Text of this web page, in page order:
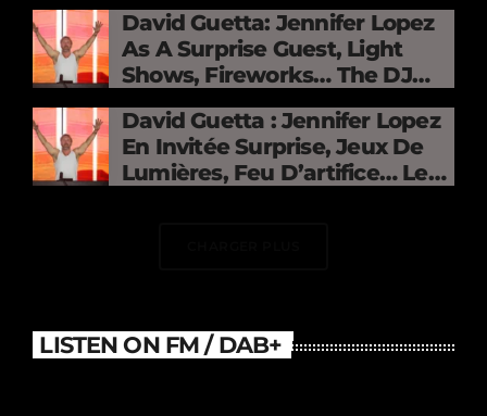
David Guetta: Jennifer Lopez
As A Surprise Guest, Light
Shows, Fireworks… The DJ
Electrifies The Stade De
France
David Guetta : Jennifer Lopez
En Invitée Surprise, Jeux De
Lumières, Feu D’artifice… Le
LISTEN ON FM / DAB+